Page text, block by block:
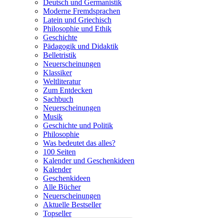
Deutsch und Germanistik
Moderne Fremdsprachen
Latein und Griechisch
Philosophie und Ethik
Geschichte
Pädagogik und Didaktik
Belletristik
Neuerscheinungen
Klassiker
Weltliteratur
Zum Entdecken
Sachbuch
Neuerscheinungen
Musik
Geschichte und Politik
Philosophie
Was bedeutet das alles?
100 Seiten
Kalender und Geschenkideen
Kalender
Geschenkideen
Alle Bücher
Neuerscheinungen
Aktuelle Bestseller
Topseller